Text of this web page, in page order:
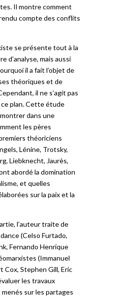
Il montre comment
compte des conflits
se présente tout à la
d’analyse, mais aussi
il a fait l’objet de
théoriques et de
il ne s’agit pas
plan. Cette étude
dans une
les pères
théoriciens
Lénine, Trotsky,
Liebknecht, Jaurès,
abordé la domination
et quelles
sur la paix et la
l’auteur traite de
(Celso Furtado,
Fernando Henrique
(Immanuel
Cox, Stephen Gill, Eric
les travaux
sur les partages